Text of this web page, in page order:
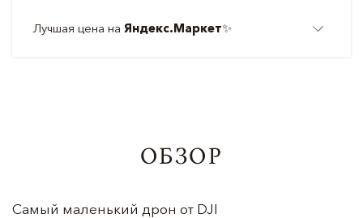
Лучшая цена на Яндекс.Маркет✨
ОБЗОР
Самый маленький дрон от DJI